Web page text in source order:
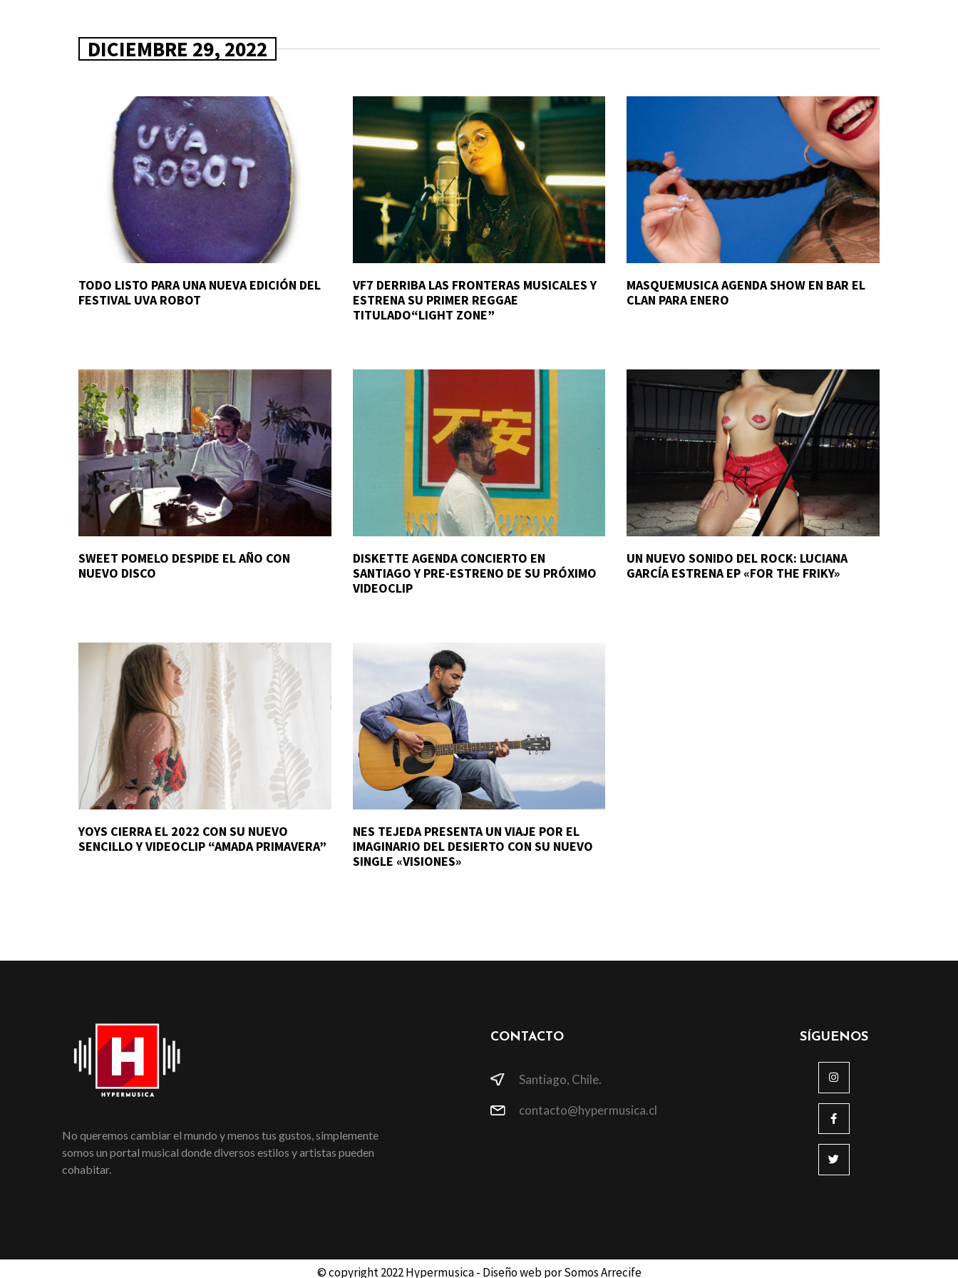
DICIEMBRE 29, 2022
TODO LISTO PARA UNA NUEVA EDICIÓN DEL
FESTIVAL UVA ROBOT
VF7 DERRIBA LAS FRONTERAS MUSICALES Y
ESTRENA SU PRIMER REGGAE
TITULADO“LIGHT ZONE”
MASQUEMUSICA AGENDA SHOW EN BAR EL
CLAN PARA ENERO
SWEET POMELO DESPIDE EL AÑO CON
NUEVO DISCO
DISKETTE AGENDA CONCIERTO EN
SANTIAGO Y PRE-ESTRENO DE SU PRÓXIMO
VIDEOCLIP
UN NUEVO SONIDO DEL ROCK: LUCIANA
GARCÍA ESTRENA EP «FOR THE FRIKY»
YOYS CIERRA EL 2022 CON SU NUEVO
SENCILLO Y VIDEOCLIP “AMADA PRIMAVERA”
NES TEJEDA PRESENTA UN VIAJE POR EL
IMAGINARIO DEL DESIERTO CON SU NUEVO
SINGLE «VISIONES»
No queremos cambiar el mundo y menos tus gustos, simplemente
somos un portal musical donde diversos estilos y artistas pueden
cohabitar.
CONTACTO
Santiago, Chile.
contacto@hypermusica.cl
SÍGUENOS
© copyright 2022 Hypermusica - Diseño web por Somos Arrecife